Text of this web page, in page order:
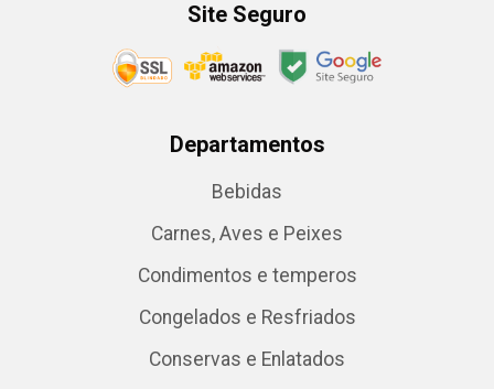
Site Seguro
Departamentos
Bebidas
Carnes, Aves e Peixes
Condimentos e temperos
Congelados e Resfriados
Conservas e Enlatados